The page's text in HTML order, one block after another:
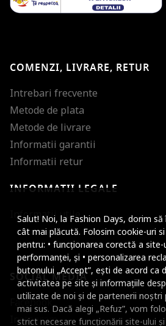
Salut! Noi, la Fashion Days, dorim
cât mai plăcută. Folosim cookie-uri
pentru: • funcționarea corectă a site-
performanței, și • personalizarea
butonului „Accept”, ești de acord ca
activitatea pe site și informațiile
utilizate de noi și de partenerii noștri
mai sus. Dacă alegi „Refuz”, vom
strict necesare funcționării site-ului
COMENZI, LIVRARE, RETUR
Intrebari frecvente
Metode de plata
Metode de livrare
Informatii garantii
Informatii retur
INFORMATII LEGALE
Informatii utile
SOCIAL MEDIA
Facebook
Instagram